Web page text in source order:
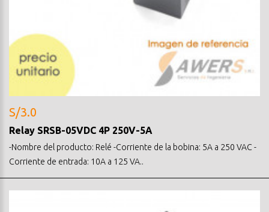
S/3.0
Relay SRSB-05VDC 4P 250V-5A
-Nombre del producto: Relé -Corriente de la bobina: 5A a 250 VAC -
Corriente de entrada: 10A a 125 VA..